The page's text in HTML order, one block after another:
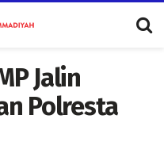
Jalin
Polresta